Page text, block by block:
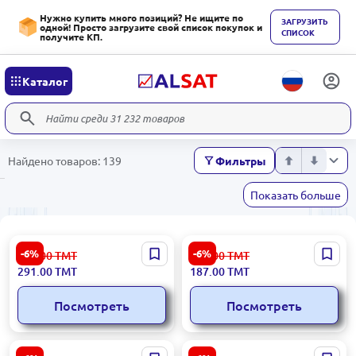
Нужно купить много позиций? Не ищите по
одной! Просто загрузите свой список покупок и
получите КП.
ЗАГРУЗИТЬ
СПИСОК
Каталог
Найдено товаров: 139 Фильтры
Показать больше
-6%
RAPOO MOURV20S |
Игровая Мышь Проводная
RGB 1.8 м
310.00ТМТ
291.00ТМТ
Посмотреть
-6%
Aula S12PRO | Игровая
мышь проводная
эргономичная RGB
200.00ТМТ
187.00ТМТ
Посмотреть